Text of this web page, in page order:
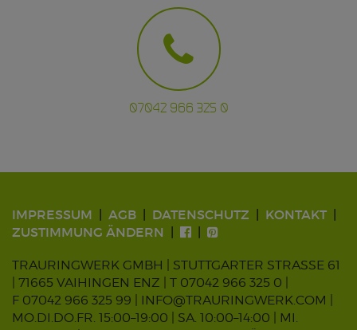
07042 966 325 0
IMPRESSUM AGB DATENSCHUTZ
KONTAKT
ZUSTIMMUNG ÄNDERN
TRAURINGWERK GMBH | STUTTGARTER STRASSE 61
| 71665 VAIHINGEN ENZ |
T 07042 966 325 0
F 07042 966 325 99 | INFO@TRAURINGWERK.COM
MO.DI.DO.FR. 15:00–19:00 | SA. 10:00–14:00 | MI.